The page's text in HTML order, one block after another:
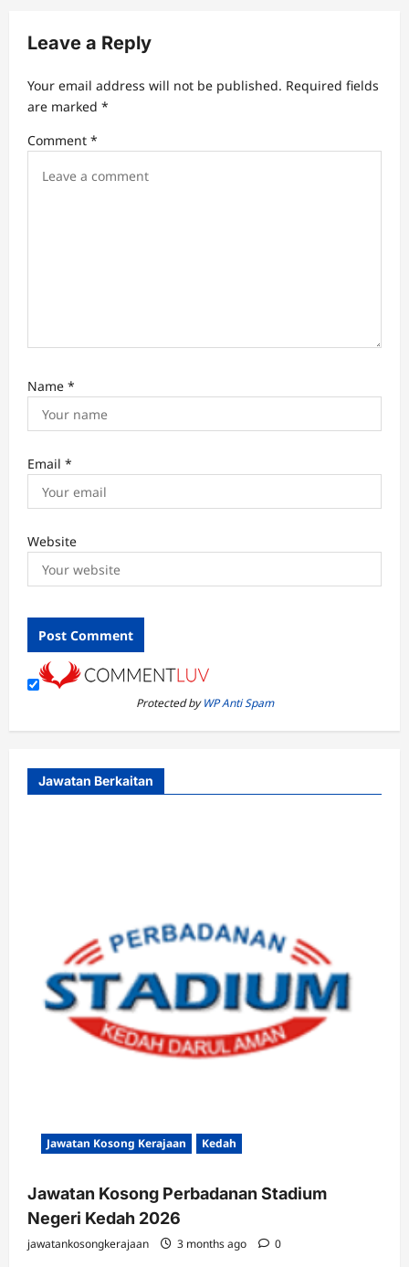
i
a
t
i
Leave a Reply
Your email address will not be published. Required fields
are marked *
Comment *
Name *
Email *
Website
Protected byWP Anti Spam
Jawatan Berkaitan
Jawatan Kosong Kerajaan Kedah
Jawatan Kosong Perbadanan Stadium
Negeri Kedah 2026
jawatankosongkerajaan 3 months ago 0